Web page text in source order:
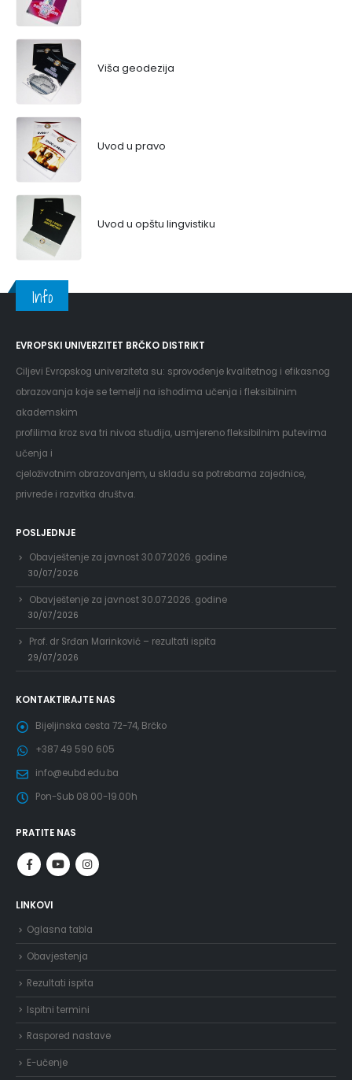
Viša geodezija
Uvod u pravo
Uvod u opštu lingvistiku
Info
EVROPSKI UNIVERZITET BRČKO DISTRIKT
Ciljevi Evropskog univerziteta su: sprovođenje kvalitetnog i efikasnog
obrazovanja koje se temelji na ishodima učenja i fleksibilnim
akademskim
profilima kroz sva tri nivoa studija, usmjereno fleksibilnim putevima
učenja i
cjeloživotnim obrazovanjem, u skladu sa potrebama zajednice,
privrede i razvitka društva.
POSLJEDNJE
Obavještenje za javnost 30.07.2026. godine
30/07/2026
Obavještenje za javnost 30.07.2026. godine
30/07/2026
Prof. dr Srđan Marinković – rezultati ispita
29/07/2026
KONTAKTIRAJTE NAS
Bijeljinska cesta 72-74, Brčko
+387 49 590 605
info@eubd.edu.ba
Pon-Sub 08.00-19.00h
PRATITE NAS
LINKOVI
Oglasna tabla
Obavjestenja
Rezultati ispita
Ispitni termini
Raspored nastave
E-učenje